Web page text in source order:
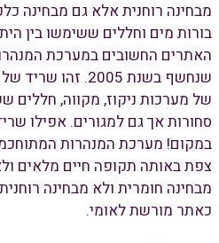
מבחינה רוחנית אלא גם מבחינה
בורות מים וחללים ששימשו בין
האתרים החשובים במערכת
שנחשף בשנת 2005.
של מערכות ניקוז, מקווה, חללים
סחורות אך גם למגורים. אפילו
במקום! מערכת המנהרות
צפת באותה תקופה חיים מלאים
מבחינה חומרית ולא מבחינה
כאתר מורשת לאומי.